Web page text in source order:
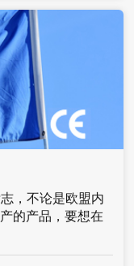
，不论是欧盟内
的产品，要想在